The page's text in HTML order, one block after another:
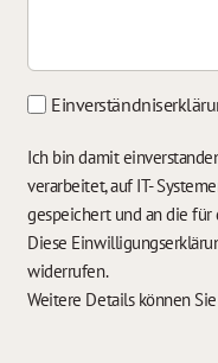
Ich bin damit
verarbeitet, auf IT-
gespeichert und an die
Diese
widerrufen.
Weitere Details können